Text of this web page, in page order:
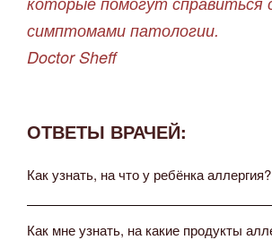
симптомами патологии.
Doctor Sheff
ОТВЕТЫ ВРАЧЕЙ:
Как узнать, на что у ребёнка аллергия?
Как мне узнать, на какие продукты